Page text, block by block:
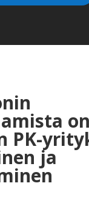
on
PK-
ja